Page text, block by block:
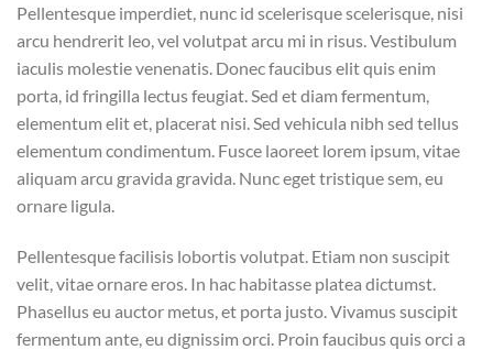
Pellentesque imperdiet, nunc id scelerisque scelerisque, nisi
arcu hendrerit leo, vel volutpat arcu mi in risus. Vestibulum
iaculis molestie venenatis. Donec faucibus elit quis enim
porta, id fringilla lectus feugiat. Sed et diam fermentum,
elementum elit et, placerat nisi. Sed vehicula nibh sed tellus
elementum condimentum. Fusce laoreet lorem ipsum, vitae
aliquam arcu gravida gravida. Nunc eget tristique sem, eu
ornare ligula.
Pellentesque facilisis lobortis volutpat. Etiam non suscipit
velit, vitae ornare eros. In hac habitasse platea dictumst.
Phasellus eu auctor metus, et porta justo. Vivamus suscipit
fermentum ante, eu dignissim orci. Proin faucibus quis orci a